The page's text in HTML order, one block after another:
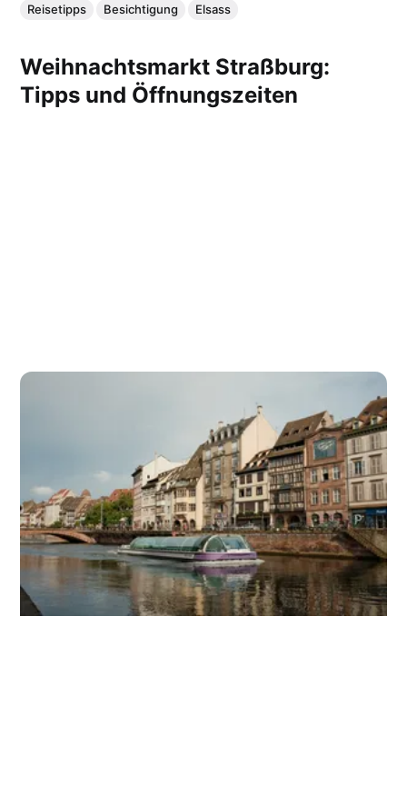
Reisetipps Besichtigung Elsass
Weihnachtsmarkt Straßburg:
Tipps und Öffnungszeiten